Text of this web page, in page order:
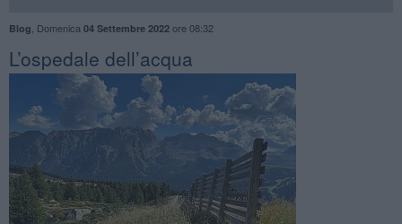
Blog Domenica 04 Settembre 2022ore 08:32
​L’ospedale dell’acqua